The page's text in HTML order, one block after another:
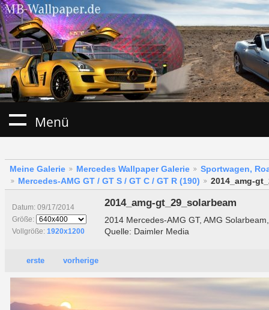
Menü
Meine Galerie Mercedes Wallpaper Galerie
Sportwagen,
Mercedes-AMG GT / GT S / GT C / GT R (190)
2014_amg-
Datum: 09/17/2014
Größe:
Vollgröße: 1920x1200
2014_amg-gt_29_solarbeam
2014 Mercedes-AMG GT, AMG
Quelle: Daimler Media
erste vorherige